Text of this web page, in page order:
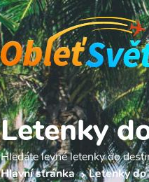
Letenky
Hledáte levné letenky do
Hlavní stránka
Letenky do